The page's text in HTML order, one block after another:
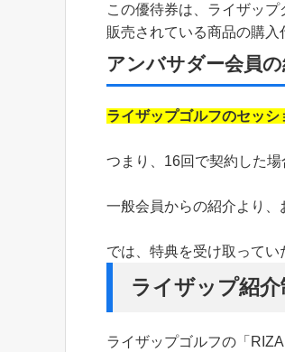
この優待券は、ライザッ
販売されている商品の購入
アンバサダー会員
ライザップゴルフのセッシ
つまり、16回で契約した
一般会員からの紹介より、
では、特典を受け取ってい
ライザップ紹
ライザップゴルフの「